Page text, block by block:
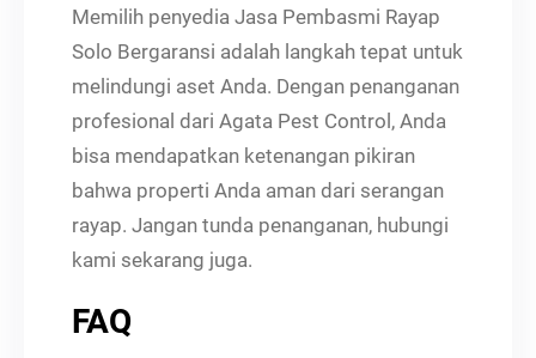
Memilih penyedia Jasa Pembasmi Rayap
Solo Bergaransi adalah langkah tepat untuk
melindungi aset Anda. Dengan penanganan
profesional dari Agata Pest Control, Anda
bisa mendapatkan ketenangan pikiran
bahwa properti Anda aman dari serangan
rayap. Jangan tunda penanganan, hubungi
kami sekarang juga.
FAQ